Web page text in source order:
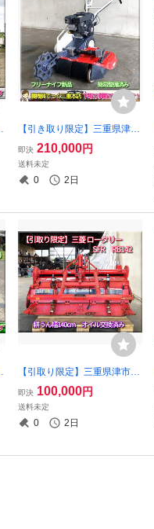
【引き取り限定】三重県津市
使用少なめ 美品！ 簡易整
備済み やまびこ ロータリモ
ーア AZ746F オーレック ウ
イングモア WM746F 同型
即決 210,000円
送料未定
0 2日
【引取り限定】三重県津市
クボタ 三菱 ロータリー SFR
RB142 オイル交換済み 耕
うん幅140cm
即決 100,000円
送料未定
0 2日